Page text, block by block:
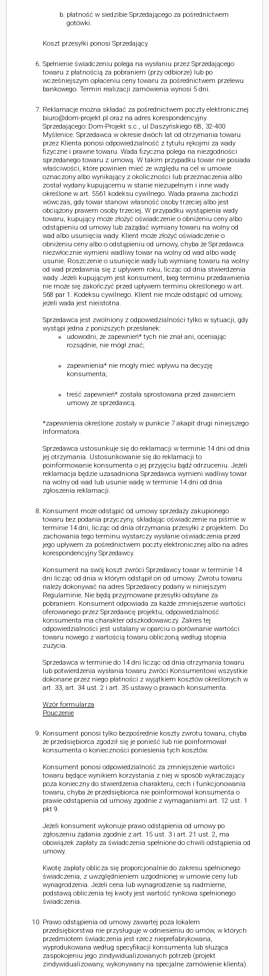
płatność w siedzibie Sprzedającego za pośrednictwem
gotówki.
Koszt przesyłki ponosi Sprzedający.
Spełnienie świadczeniu polega na wysłaniu przez Sprzedającego
towaru z płatnością za pobraniem (przy odbiorze) lub po
wcześniejszym opłaceniu ceny towaru za pośrednictwem przelewu
bankowego. Termin realizacji zamówienia wynosi 5 dni.
Reklamacje można składać za pośrednictwem poczty elektronicznej
biuro@dom-projekt.pl oraz na adres korespondencyjny
Sprzedającego: Dom-Projekt s.c., ul Daszyńskiego 6B, 32-400
Myślenice. Sprzedawca w okresie dwóch lat od otrzymania towaru
przez Klienta ponosi odpowiedzialność z tytułu rękojmi za wady
fizyczne i prawne towaru. Wada fizyczna polega na niezgodności
sprzedanego towaru z umową. W takim przypadku towar nie posiada
właściwości, które powinien mieć ze względu na cel w umowie
oznaczony albo wynikający z okoliczności lub przeznaczenia albo
został wydany kupującemu w stanie niezupełnym i inne wady
określone w art. 5561 kodeksu cywilnego. Wada prawna zachodzi
wówczas, gdy towar stanowi własność osoby trzeciej albo jest
obciążony prawem osoby trzeciej. W przypadku wystąpienia wady
towaru, kupujący może złożyć oświadczenie o obniżeniu ceny albo
odstąpieniu od umowy lub zażądać wymiany towaru na wolny od
wad albo usunięcia wady. Klient może złożyć oświadczenie o
obniżeniu ceny albo o odstąpieniu od umowy, chyba że Sprzedawca
niezwłocznie wymieni wadliwy towar na wolny od wad albo wadę
usunie. Roszczenie o usunięcie wady lub wymianę towaru na wolny
od wad przedawnia się z upływem roku, licząc od dnia stwierdzenia
wady. Jeżeli kupującym jest konsument, bieg terminu przedawnienia
nie może się zakończyć przed upływem terminu określonego w art.
568 par 1. Kodeksu cywilnego. Klient nie może odstąpić od umowy,
jeżeli wada jest nieistotna.
Sprzedawca jest zwolniony z odpowiedzialności tylko w sytuacji, gdy
wystąpi jedna z poniższych przesłanek:
udowodni, że zapewnień* tych nie znał ani, oceniając
rozsądnie, nie mógł znać;
zapewnienia* nie mogły mieć wpływu na decyzję
konsumenta;
treść zapewnień* została sprostowana przed zawarciem
umowy ze sprzedawcą.
*zapewnienia określone zostały w punkcie 7 akapit drugi niniejszego
Informatora.
Sprzedawca ustosunkuje się do reklamacji w terminie 14 dni od dnia
jej otrzymania. Ustosunkowanie się do reklamacji to
poinformowanie konsumenta o jej przyjęciu bądź odrzuceniu. Jeżeli
reklamacja będzie uzasadniona Sprzedawca wymieni wadliwy towar
na wolny od wad lub usunie wadę w terminie 14 dni od dnia
zgłoszenia reklamacji.
Konsument może odstąpić od umowy sprzedaży zakupionego
towaru bez podania przyczyny, składając oświadczenie na piśmie w
terminie 14 dni, licząc od dnia otrzymania przesyłki z projektem. Do
zachowania tego terminu wystarczy wysłanie oświadczenia przed
jego upływem za pośrednictwem poczty elektronicznej albo na adres
korespondencyjny Sprzedawcy.
Konsument na swój koszt zwróci Sprzedawcy towar w terminie 14
dni licząc od dnia w którym odstąpił on od umowy. Zwrotu towaru
należy dokonywać na adres Sprzedawcy podany w niniejszym
Regulaminie. Nie będą przyjmowane przesyłki odsyłane za
pobraniem. Konsument odpowiada za każde zmniejszenie wartości
oferowanego przez Sprzedawcę projektu, odpowiedzialność
konsumenta ma charakter odszkodowawczy. Zakres tej
odpowiedzialności jest ustalany w oparciu o porównanie wartości
towaru nowego z wartością towaru obliczoną według stopnia
zużycia.
Sprzedawca w terminie do 14 dni licząc od dnia otrzymania towaru
lub potwierdzenia wysłania towaru zwróci Konsumentowi wszystkie
dokonane przez niego płatności z wyjątkiem kosztów określonych w
art. 33, art. 34 ust. 2 i art. 35 ustawy o prawach konsumenta.
Wzór formularza
Pouczenie
Konsument ponosi tylko bezpośrednie koszty zwrotu towaru, chyba
że przedsiębiorca zgodził się je ponieść lub nie poinformował
konsumenta o konieczności poniesienia tych kosztów.
Konsument ponosi odpowiedzialność za zmniejszenie wartości
towaru będące wynikiem korzystania z niej w sposób wykraczający
poza konieczny do stwierdzenia charakteru, cech i funkcjonowania
towaru, chyba że przedsiębiorca nie poinformował konsumenta o
prawie odstąpienia od umowy zgodnie z wymaganiami art. 12 ust. 1
pkt 9.
Jeżeli konsument wykonuje prawo odstąpienia od umowy po
zgłoszeniu żądania zgodnie z art. 15 ust. 3 i art. 21 ust. 2, ma
obowiązek zapłaty za świadczenia spełnione do chwili odstąpienia od
umowy.
Kwotę zapłaty oblicza się proporcjonalnie do zakresu spełnionego
świadczenia, z uwzględnieniem uzgodnionej w umowie ceny lub
wynagrodzenia. Jeżeli cena lub wynagrodzenie są nadmierne,
podstawą obliczenia tej kwoty jest wartość rynkowa spełnionego
świadczenia.
Prawo odstąpienia od umowy zawartej poza lokalem
przedsiębiorstwa nie przysługuje w odniesieniu do umów, w których
przedmiotem świadczenia jest rzecz nieprefabrykowana,
wyprodukowana według specyfikacji konsumenta lub służąca
zaspokojeniu jego zindywidualizowanych potrzeb (projekt
zindywidualizowany, wykonywany na specjalne zamówienie klienta).